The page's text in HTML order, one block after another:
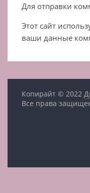
Для отправки
Этот сайт
ваши данные
Копирайт © 2022
Все права